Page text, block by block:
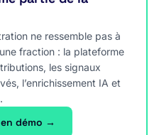
ne ressemble pas à
fraction : la plateforme
les signaux
l’enrichissement IA et
démo →